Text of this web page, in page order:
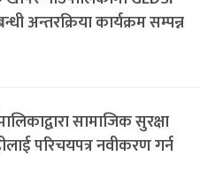
अन्तरक्रिया कार्यक्रम सम्पन्न
सामाजिक सुरक्षा
परिचयपत्र नवीकरण गर्न